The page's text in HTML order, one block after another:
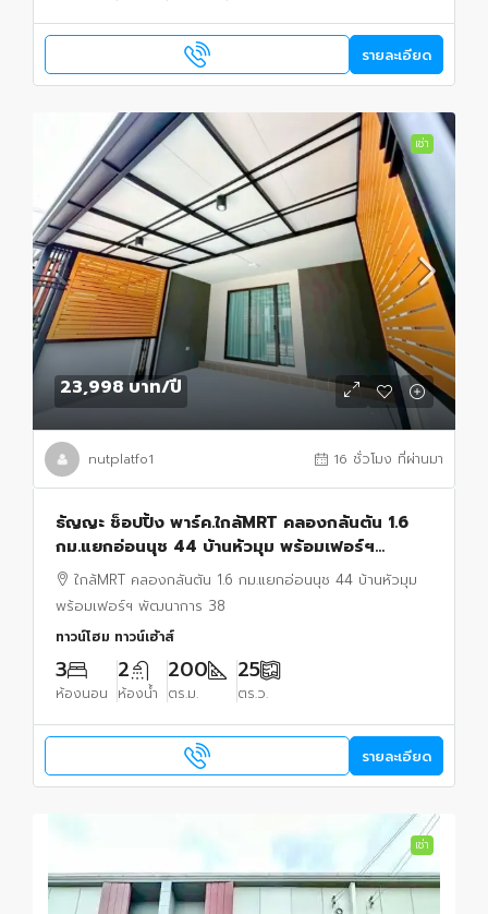
รายละเอียด
เช่า
23,998 บาท/ปี
nutplatfo1 16 ชั่วโมง ที่ผ่านมา
ธัญญะ ช็อปปิ้ง พาร์ค.ใกล้MRT คลองกลันตัน 1.6
กม.แยกอ่อนนุช 44 บ้านหัวมุม พร้อมเฟอร์ฯ
พัฒนาการ 38 ทาวน์โฮม 3 นอน 2 น้ำ พื้นที่ 200
ตร.ม.
ใกล้MRT คลองกลันตัน 1.6 กม.แยกอ่อนนุช 44 บ้านหัวมุม
พร้อมเฟอร์ฯ พัฒนาการ 38
ทาวน์โฮม ทาวน์เฮ้าส์
3
ห้องนอน
2
ห้องน้ำ
200
ตร.ม.
25
ตร.ว.
รายละเอียด
เช่า